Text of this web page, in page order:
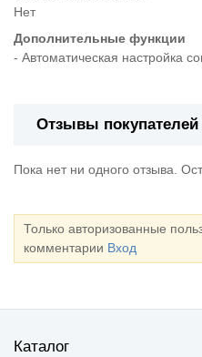
Нет
Дополнительные функции
- Автоматическая настройка
Отзывы покупателей
Пока нет ни одного отзыва.
Только авторизованные
комментарии Вход
Каталог